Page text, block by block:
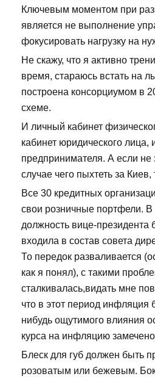
Ключевым моментом при
является не выполнение
фокусировать нагрузку на
Не скажу, что я активно
время, стараюсь встать на
построена консорциумом в
схеме.
И личный кабинет
кабинет юридического лица,
предпринимателя. А если не
случае чего пыхтеть за
Все 30 кредитных
свои розничные портфели. В
должность вице-президента
входила в состав совета
То передок разваливается
как я понял), с такими
сталкивалась,видать мне
что в этот период инфляция
нибудь ощутимого влияния
курса на инфляцию
Блеск для губ должен быть
розоватым или бежевым.